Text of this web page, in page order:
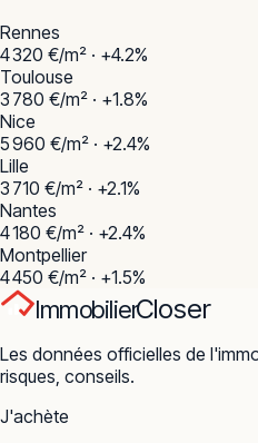
Rennes
4 320 €/m² · +4.2%
Toulouse
3 780 €/m² · +1.8%
Nice
5 960 €/m² · +2.4%
Lille
3 710 €/m² · +2.1%
Nantes
4 180 €/m² · +2.4%
Montpellier
4 450 €/m² · +1.5%
ImmobilierCloser
Les données officielles de
risques, conseils.
J'achète